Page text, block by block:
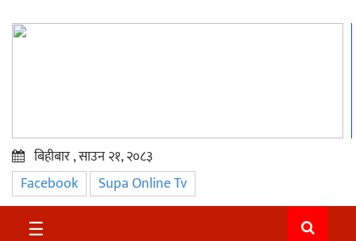
प्रमुख
समाचार
बिहीबार , साउन २१, २०८३
Facebook Supa Online Tv
☰